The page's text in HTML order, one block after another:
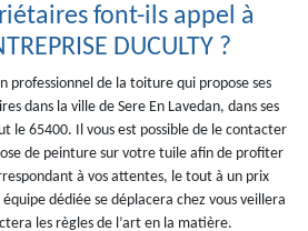
font-ils appel à
DUCULTY ?
professionnel de la toiture qui propose ses
dans la ville de Sere En Lavedan, dans ses
le 65400. Il vous est possible de le contacter
de peinture sur votre tuile afin de profiter
à vos attentes, le tout à un prix
dédiée se déplacera chez vous veillera
les règles de l’art en la matière.